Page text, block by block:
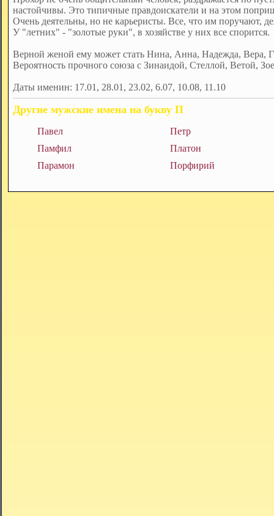
настойчивы. Это типичные правдоискатели и на этом
Очень деятельны, но не карьеристы. Все, что им поручают,
У "летних" - "золотые руки", в хозяйстве у них все спорится.
Верной женой ему может стать Нина, Анна, Надежда, Вера,
Вероятность прочного союза с Зинаидой, Стеллой, Ветой,
Даты именин: 17.01, 28.01, 23.02, 6.07, 10.08, 11.10
Другие мужские имена на букву П
Павел
Памфил
Парамон
Петр
Платон
Порфирий